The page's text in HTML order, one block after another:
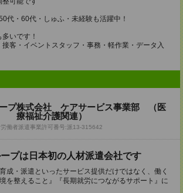
代・60代・しゅふ・未経験も活躍中！
いです！
客・イベントスタッフ・事務・軽作業・データ入
プ株式会社 ケアサービス事業部 （医
療福祉介護関連）
労働者派遣事業許可番号:派13-315642
プは日本初の人材派遣会社です
成・派遣といったサービス提供だけではなく、働く
を整えること』『長期就労につながるサポート』に